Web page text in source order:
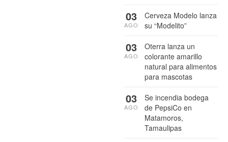
Cerveza Modelo lanza
su “Modelito”
03
AGO
Oterra lanza un
colorante amarillo
natural para alimentos
para mascotas
03
AGO
Se incendia bodega
de PepsiCo en
Matamoros,
Tamaulipas
03
AGO